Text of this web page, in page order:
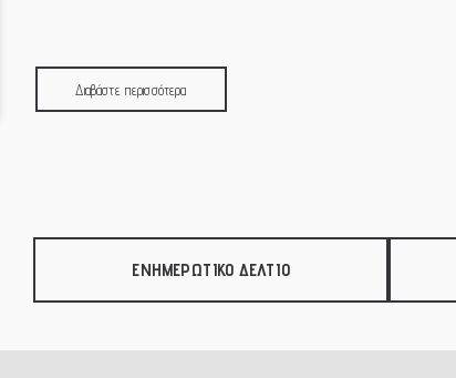
Για την υλοποίηση του σκοπού του, το Αμοιβαίο
Κεφάλαιο θα ρευστοποιηθεί πλήρως έως την
Αμοιβαίου Κεφαλαίου, η μέση ληκτότητα του
διάρκεια του Αμοιβαίου Κεφαλαίου και θα
Διαβάστε περισσότερα
ΕΝΗΜΕΡΩΤΙΚΟ ΔΕΛΤΙΟ